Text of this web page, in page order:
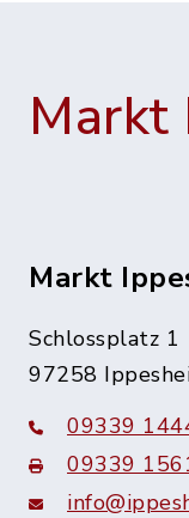
Markt
Markt
Schlossplatz 1
97258
09339
09339